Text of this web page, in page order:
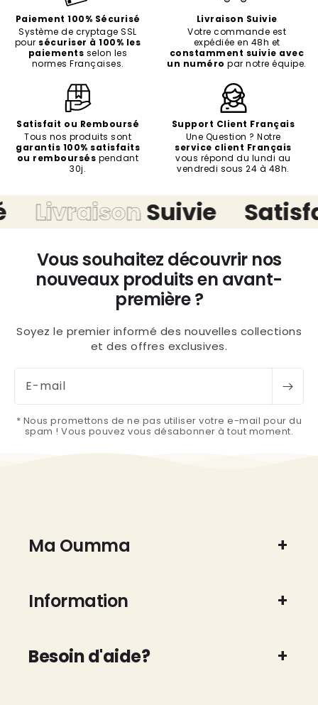
Paiement 100% Sécurisé
Système de cryptage SSL
pour sécuriser à 100% les
paiements selon les
normes Françaises.
Livraison Suivie
Votre commande est
expédiée en 48h et
constamment suivie avec
un numéro par notre équipe.
Satisfait ou Remboursé
Tous nos produits sont
garantis 100% satisfaits
ou remboursés pendant
30j.
Support Client Français
Une Question ? Notre
service client Français
vous répond du lundi au
vendredi sous 24 à 48h.
LivraisonSuivie
Vous souhaitez découvrir nos
nouveaux produits en avant-
première ?
Soyez le premier informé des nouvelles collections
et des offres exclusives.
E-mail
* Nous promettons de ne pas utiliser votre e-mail pour du
spam ! Vous pouvez vous désabonner à tout moment.
Ma Oumma
Information
Besoin d'aide?